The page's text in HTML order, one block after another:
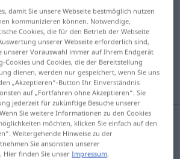
Übersetzung anklicken/antippen)
erleben
damit Sie unsere Webseite bestmöglich nutzen
kommunizieren können. Notwendige,
Cookies, die für den Betrieb der Webseite
unserer Webseite erforderlich sind,
unserer Vorauswahl immer auf Ihrem Endgerät
Cookies und Cookies, die der Bereitstellung
dienen, werden nur gespeichert, wenn Sie uns
„Akzeptieren“-Button Ihr Einverständnis
auf „Fortfahren ohne Akzeptieren“. Sie
jederzeit für zukünftige Besuche unserer
Sie weitere Informationen zu den Cookies
möchten, klicken Sie einfach auf den
Weitergehende Hinweise zu der
Sie ansonsten unserer
. Hier finden Sie unserImpressum.